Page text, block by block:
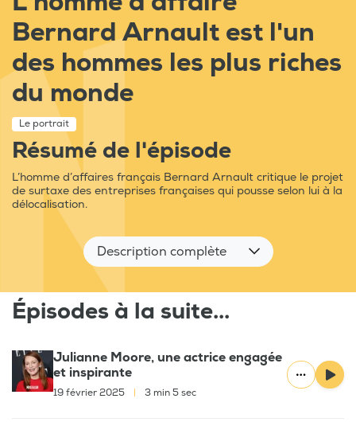
Bernard Arnault est l'un
des hommes les plus riches
du monde
Le portrait
Résumé de l'épisode
L’homme d’affaires français Bernard Arnault critique le projet
de surtaxe des entreprises françaises qui pousse selon lui à la
délocalisation.
Description complète
Épisodes à la suite...
Julianne Moore, une actrice engagée
et inspirante
19 février 2025 3 min 5 sec